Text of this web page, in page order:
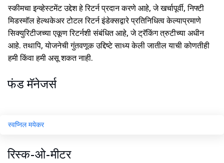
स्कीमचा इन्व्हेस्टमेंट उद्देश हे रिटर्न प्रदान करणे आहे, जे खर्चापूर्वी, निफ्टी
मिडस्मॉल हेल्थकेअर टोटल रिटर्न इंडेक्सद्वारे प्रतिनिधित्व केल्याप्रमाणे
सिक्युरिटीजच्या एकूण रिटर्नशी संबंधित आहे, जे ट्रॅकिंग त्रुटीच्या अधीन
आहे. तथापि, योजनेची गुंतवणूक उद्दिष्टे साध्य केली जातील याची कोणतीही
हमी किंवा हमी असू शकत नाही.
फंड मॅनेजर्स
स्वप्निल मयेकर
रिस्क-ओ-मीटर